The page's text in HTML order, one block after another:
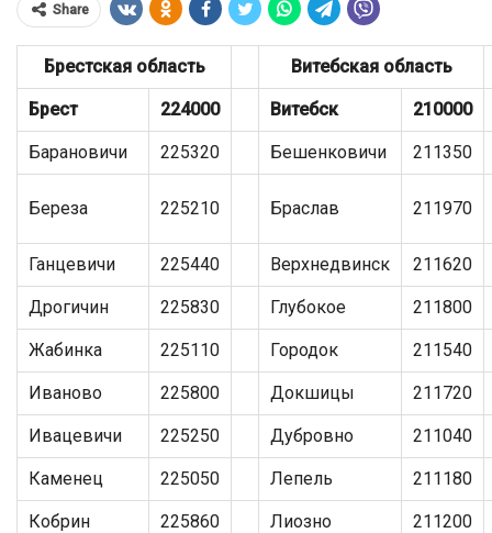
Share
Брестская область Витебская область
Брест 224000 Витебск 210000
Барановичи 225320 Бешенковичи 211350
Береза 225210 Браслав 211970
Ганцевичи 225440 Верхнедвинск 211620
Дрогичин 225830 Глубокое 211800
Жабинка 225110 Городок 211540
Иваново 225800 Докшицы 211720
Ивацевичи 225250 Дубровно 211040
Каменец 225050 Лепель 211180
Кобрин 225860 Лиозно 211200